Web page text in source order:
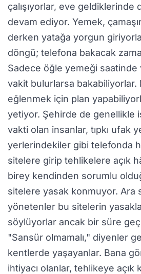
çalışıyorlar, eve geldiklerinde
devam ediyor. Yemek,
derken yatağa yorgun
döngü; telefona bakacak
Sadece öğle yemeği saatinde
vakit bulurlarsa bakabiliyorlar.
eğlenmek için plan
yetiyor. Şehirde de genellikle
vakti olan insanlar, tıpkı ufak
yerlerindekiler gibi telefonda
sitelere girip tehlikelere açık
birey kendinden sorumlu
sitelere yasak konmuyor. Ara
yönetenler bu sitelerin
söylüyorlar ancak bir süre
"Sansür olmamalı," diyenler
kentlerde yaşayanlar. Bana
ihtiyacı olanlar, tehlikeye